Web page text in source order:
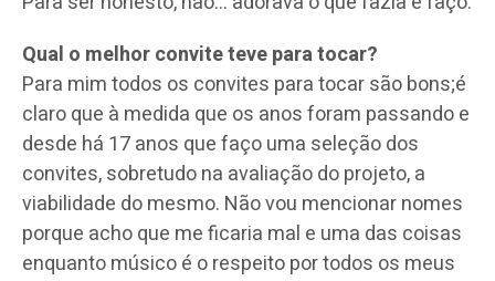
Qual o melhor convite teve para tocar?
Para mim todos os convites para tocar são bons;é
claro que à medida que os anos foram passando e
desde há 17 anos que faço uma seleção dos
convites, sobretudo na avaliação do projeto, a
viabilidade do mesmo. Não vou mencionar nomes
porque acho que me ficaria mal e uma das coisas
enquanto músico é o respeito por todos os meus